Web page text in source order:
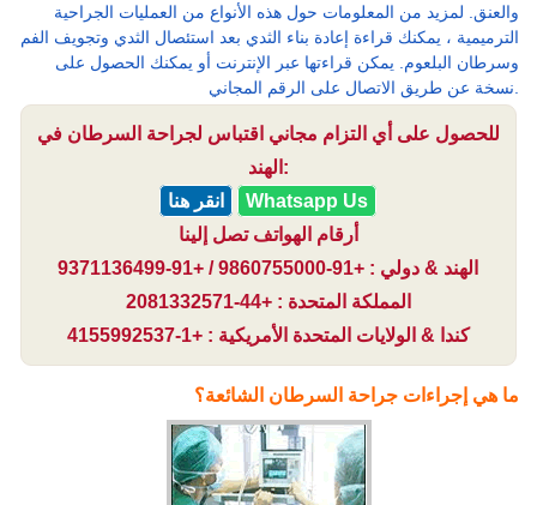
والعنق. لمزيد من المعلومات حول هذه الأنواع من العمليات الجراحية
الترميمية ، يمكنك قراءة إعادة بناء الثدي بعد استئصال الثدي وتجويف الفم
وسرطان البلعوم. يمكن قراءتها عبر الإنترنت أو يمكنك الحصول على
نسخة عن طريق الاتصال على الرقم المجاني.
للحصول على أي التزام مجاني اقتباس لجراحة السرطان في
الهند:
انقر هنا
Whatsapp Us
أرقام الهواتف تصل إلينا
الهند & دولي : +91-9860755000 / +91-9371136499
المملكة المتحدة : +44-2081332571
كندا & الولايات المتحدة الأمريكية : +1-4155992537
ما هي إجراءات جراحة السرطان الشائعة؟